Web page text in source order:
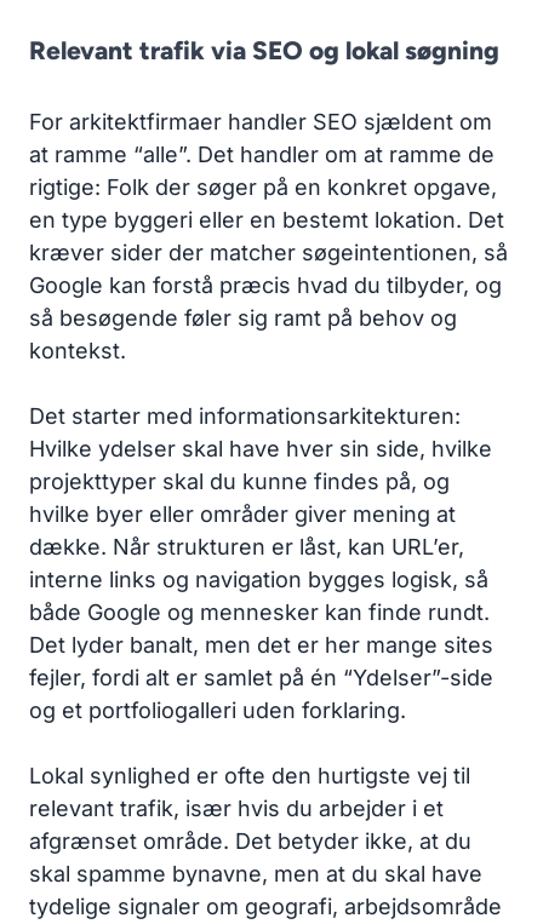
Relevant trafik via SEO og lokal søgning
For arkitektfirmaer handler SEO sjældent om
at ramme “alle”. Det handler om at ramme de
rigtige: Folk der søger på en konkret opgave,
en type byggeri eller en bestemt lokation. Det
kræver sider der matcher søgeintentionen, så
Google kan forstå præcis hvad du tilbyder, og
så besøgende føler sig ramt på behov og
kontekst.
Det starter med informationsarkitekturen:
Hvilke ydelser skal have hver sin side, hvilke
projekttyper skal du kunne findes på, og
hvilke byer eller områder giver mening at
dække. Når strukturen er låst, kan URL’er,
interne links og navigation bygges logisk, så
både Google og mennesker kan finde rundt.
Det lyder banalt, men det er her mange sites
fejler, fordi alt er samlet på én “Ydelser”-side
og et portfoliogalleri uden forklaring.
Lokal synlighed er ofte den hurtigste vej til
relevant trafik, især hvis du arbejder i et
afgrænset område. Det betyder ikke, at du
skal spamme bynavne, men at du skal have
tydelige signaler om geografi, arbejdsområde